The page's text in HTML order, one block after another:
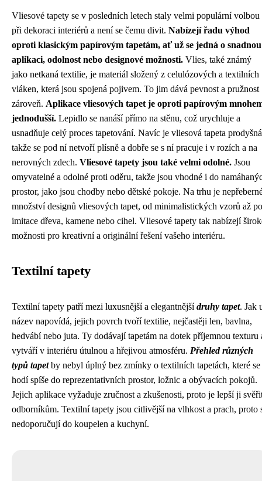
Vliesové tapety se v posledních letech staly velmi populární volbou
při dekoraci interiérů a není se čemu divit. Nabízejí řadu výhod
oproti klasickým papírovým tapetám, ať už se jedná o snadnou
aplikaci, odolnost nebo designové možnosti. Vlies, také známý
jako netkaná textilie, je materiál složený z celulózových a textilních
vláken, která jsou spojená pojivem. To jim dává pevnost a pružnost
zároveň. Aplikace vliesových tapet je oproti papírovým
jednodušší. Lepidlo se nanáší přímo na stěnu, což urychluje a
usnadňuje celý proces tapetování. Navíc je vliesová tapeta
takže se pod ní netvoří plísně a dobře se s ní pracuje i v rozích a na
nerovných zdech. Vliesové tapety jsou také velmi odolné. Jsou
omyvatelné a odolné proti oděru, takže jsou vhodné i do
prostor, jako jsou chodby nebo dětské pokoje. Na trhu je
množství designů vliesových tapet, od minimalistických vzorů až po
imitace dřeva, kamene nebo cihel. Vliesové tapety tak nabízejí
možnosti pro kreativní a originální řešení vašeho interiéru.
Textilní tapety
Textilní tapety patří mezi luxusnější a elegantnějšídruhy tapet. Jak
název napovídá, jejich povrch tvoří textilie, nejčastěji len, bavlna,
hedvábí nebo juta. Ty dodávají tapetám na dotek příjemnou texturu
vytváří v interiéru útulnou a hřejivou atmosféru. Přehled různých
typů tapetby nebyl úplný bez zmínky o textilních tapetách, které se
hodí spíše do reprezentativních prostor, ložnic a obývacích pokojů.
Jejich aplikace vyžaduje zručnost a zkušenosti, proto je lepší ji
odborníkům. Textilní tapety jsou citlivější na vlhkost a prach, proto
nedoporučují do koupelen a kuchyní.